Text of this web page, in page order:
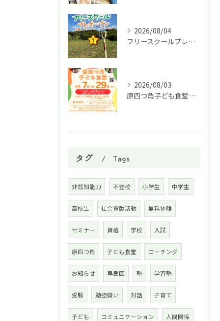
2026/08/04
フリースクールプレオープン①
2026/08/03
原四つ角子ども食堂を8月は２回実施します！
タグ Tags
非認知能力 不登校 小学生 中学生
高校生 社会貢献活動 無料体験
セミナー 資格 学校 入試
原四つ角 子ども食堂 コーチング
お知らせ 早良区 塾 学習塾
受験 勉強嫌い 対話 子育て
子ども コミュニケーション 人間関係